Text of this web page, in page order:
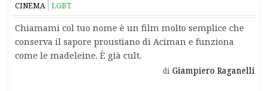
CINEMA LGBT
Chiamami col tuo nome è un film molto semplice che
conserva il sapore proustiano di Aciman e funziona
come le madeleine. È già cult.
di Giampiero Raganelli